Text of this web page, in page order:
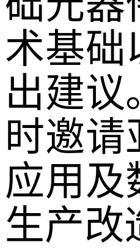
术基础
出建议
时邀请
应用及
生产改